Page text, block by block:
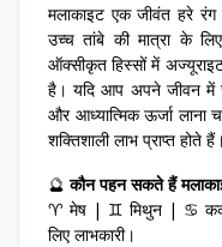
मलाकाइट एक जीवंत हरे
उच्च तांबे की मात्रा के
ऑक्सीकृत हिस्सों में
है। यदि आप अपने जीवन में
और आध्यात्मिक ऊर्जा लाना
शक्तिशाली लाभ प्राप्त होते हैं।
🔮कौन पहन सकते हैं
♈ मेष | ♊ मिथुन | ♋
लिए लाभकारी।